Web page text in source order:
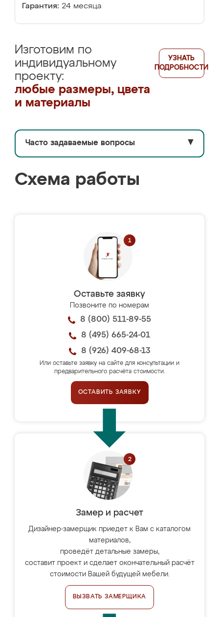
Гарантия: 24 месяца
Изготовим по
индивидуальному
проекту:
любые размеры, цвета
и материалы
УЗНАТЬ
ПОДРОБНОСТИ
Часто задаваемые вопросы ▼
Схема работы
Оставьте заявку
Позвоните по номерам
8 (800) 511-89-55
8 (495) 665-24-01
8 (926) 409-68-13
Или оставьте заявку на сайте для консультации и
предварительного расчёта стоимости.
ОСТАВИТЬ ЗАЯВКУ
Замер и расчет
Дизайнер-замерщик приедет к Вам с каталогом
материалов,
проведёт детальные замеры,
составит проект и сделает окончательный расчёт
стоимости Вашей будущей мебели.
ВЫЗВАТЬ ЗАМЕРЩИКА